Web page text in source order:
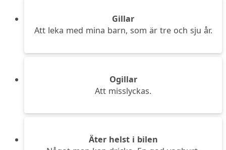
Gillar
Att leka med mina barn, som är tre och sju år.
Ogillar
Att misslyckas.
Äter helst i bilen